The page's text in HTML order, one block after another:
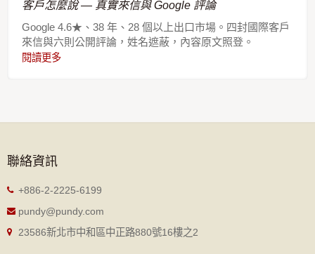
客戶怎麼說 — 真實來信與 Google 評論
Google 4.6★、38 年、28 個以上出口市場。四封國際客戶
來信與六則公開評論，姓名遮蔽，內容原文照登。
閱讀更多
聯絡資訊
+886-2-2225-6199
pundy@pundy.com
23586新北市中和區中正路880號16樓之2